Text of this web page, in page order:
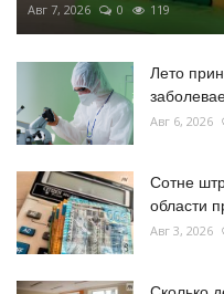
Авг 7, 2026 0 119
Лето
Авг 6, 2026
Сотне
области
Авг 3, 2026